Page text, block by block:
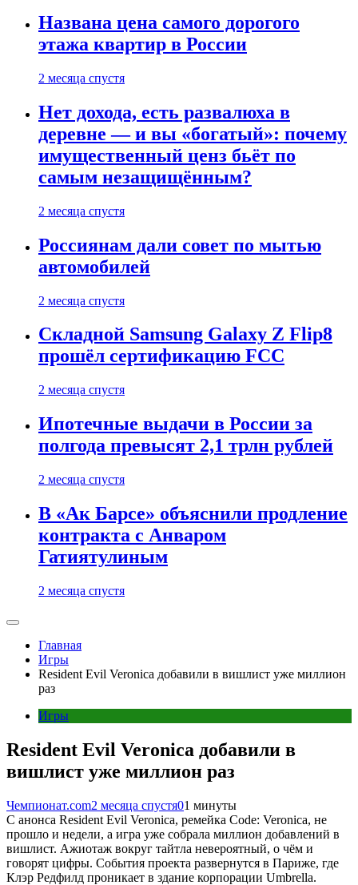
Названа цена самого дорогого
этажа квартир в России
2 месяца спустя
Нет дохода, есть развалюха в
деревне — и вы «богатый»: почему
имущественный ценз бьёт по
самым незащищённым?
2 месяца спустя
Россиянам дали совет по мытью
автомобилей
2 месяца спустя
Складной Samsung Galaxy Z Flip8
прошёл сертификацию FCC
2 месяца спустя
Ипотечные выдачи в России за
полгода превысят 2,1 трлн рублей
2 месяца спустя
В «Ак Барсе» объяснили продление
контракта с Анваром
Гатиятулиным
2 месяца спустя
Главная
Игры
Resident Evil Veronica добавили в вишлист уже миллион
раз
Игры
Resident Evil Veronica добавили в
вишлист уже миллион раз
Чемпионат.com2 месяца спустя01 минуты
С анонса Resident Evil Veronica, ремейка Code: Veronica, не
прошло и недели, а игра уже собрала миллион добавлений в
вишлист. Ажиотаж вокруг тайтла невероятный, о чём и
говорят цифры. События проекта развернутся в Париже, где
Клэр Редфилд проникает в здание корпорации Umbrella.